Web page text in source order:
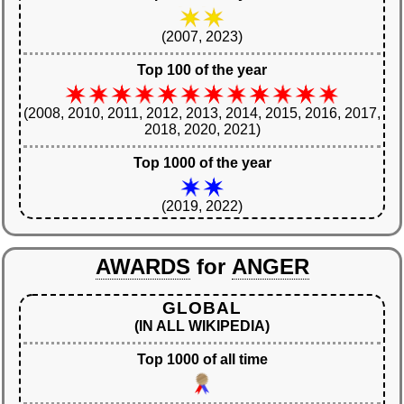
(2007, 2023)
Top 100 of the year
(2008, 2010, 2011, 2012, 2013, 2014, 2015, 2016, 2017,
2018, 2020, 2021)
Top 1000 of the year
(2019, 2022)
AWARDS for ANGER
GLOBAL
(IN ALL WIKIPEDIA)
Top 1000 of all time